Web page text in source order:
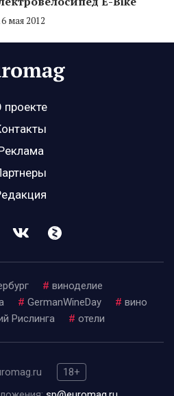
мая 2012
проекте
# виноделие
# GermanWineDay # вино
Рислинга # отели
18+